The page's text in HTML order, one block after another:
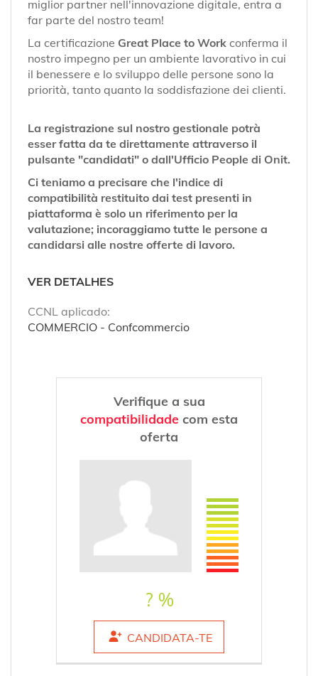
miglior partner nell'innovazione digitale, entra a
far parte del nostro team!
La certificazione Great Place to Work conferma il
nostro impegno per un ambiente lavorativo in cui
il benessere e lo sviluppo delle persone sono la
priorità, tanto quanto la soddisfazione dei clienti.
La registrazione sul nostro gestionale potrà
esser fatta da te direttamente attraverso il
pulsante "candidati" o dall'Ufficio People di Onit.
Ci teniamo a precisare che l'indice di
compatibilità restituito dai test presenti in
piattaforma è solo un riferimento per la
valutazione; incoraggiamo tutte le persone a
candidarsi alle nostre offerte di lavoro.
VER DETALHES
CCNL aplicado:
COMMERCIO - Confcommercio
Verifique a sua
compatibilidade com esta
oferta
? %
CANDIDATA-TE